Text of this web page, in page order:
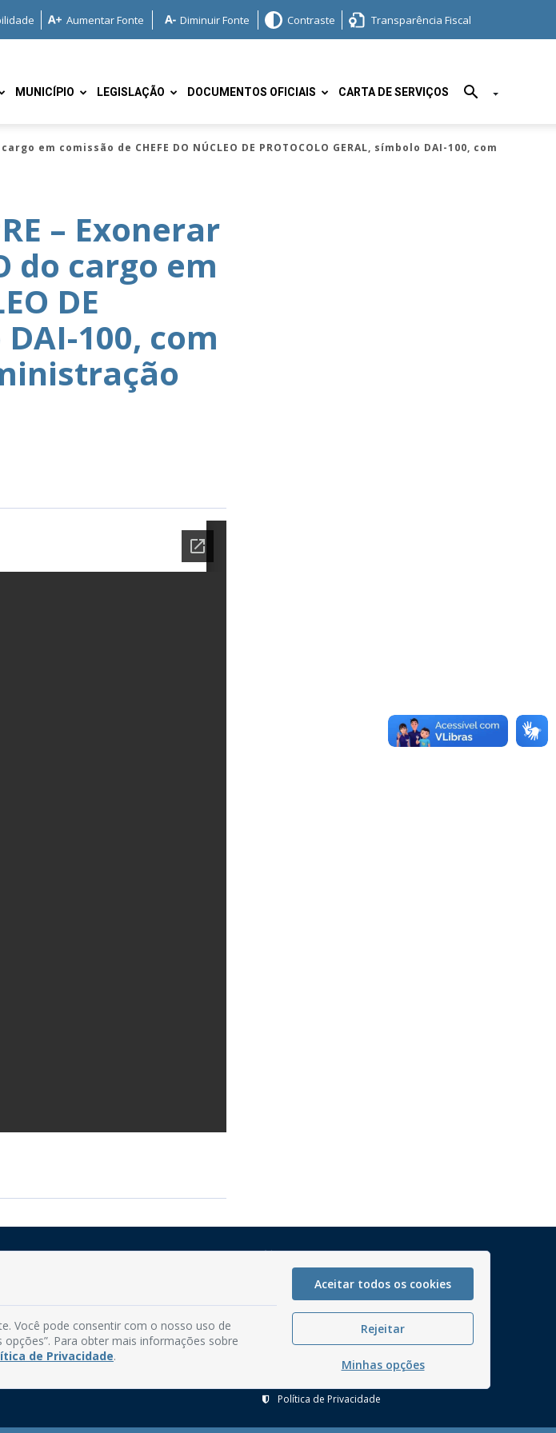
Aumentar Fonte Diminuir Fonte Contraste Transparência Fiscal
MUNICÍPIO LEGISLAÇÃO DOCUMENTOS OFICIAIS CARTA DE SERVIÇOS
em comissão de CHEFE DO NÚCLEO DE PROTOCOLO GERAL, símbolo DAI-100, com
– Exonerar
do cargo em
DE
DAI-100, com
- Mamanguape/PB
3292-2246
à Sexta, das 08h às 13h
Mapa do Site
Perguntas frequentes
Manual de Navegação
Serviços Internos
Política de Privacidade
Você pode consentir com o nosso uso de
Para obter mais informações sobre
de Privacidade.
Aceitar todos os cookies
Rejeitar
Minhas opções